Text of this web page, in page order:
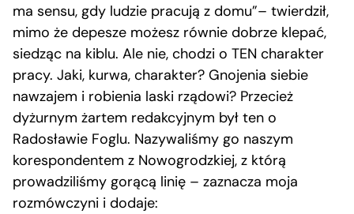
ma sensu, gdy ludzie pracują z domu”– twierdził,
mimo że depesze możesz równie dobrze klepać,
siedząc na kiblu. Ale nie, chodzi o TEN charakter
pracy. Jaki, kurwa, charakter? Gnojenia siebie
nawzajem i robienia laski rządowi? Przecież
dyżurnym żartem redakcyjnym był ten o
Radosławie Foglu. Nazywaliśmy go naszym
korespondentem z Nowogrodzkiej, z którą
prowadziliśmy gorącą linię – zaznacza moja
rozmówczyni i dodaje: